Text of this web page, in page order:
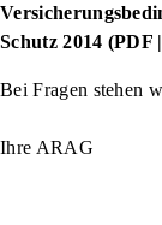
Schutz 2014 (PDF
Bei Fragen stehen
Ihre ARAG